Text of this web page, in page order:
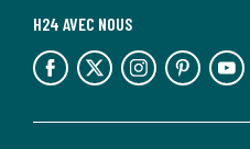
H24 AVEC NOUS
lien vers l'espace réseaux sociaux lien vers l'espace réseaux sociaux lien vers l'espace réseaux sociaux lien vers l'espace réseaux sociaux lien vers l'espace réseaux sociaux